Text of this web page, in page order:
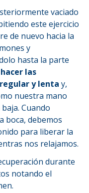
vaciado
este ejercicio
de nuevo hacia la
y
hasta la parte
las
y lenta y,
nuestra mano
Cuando
boca, debemos
para liberar la
nos relajamos.
durante
notando el